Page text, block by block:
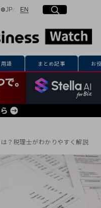
コシステムです。
)
JP日本語
ENEnglish
検索する
語 まとめ記事 お
？税理士がわかりやすく解説